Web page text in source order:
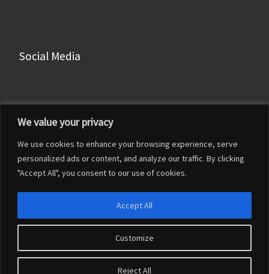
We value your privacy
We use cookies to enhance your browsing experience, serve
personalized ads or content, and analyze our traffic. By clicking
"Accept All", you consent to our use of cookies.
Customize
Reject All
Accept All
Social Media
Facebook
LinkedIn
Francesco Franceschi– Tutti i diritti riservati